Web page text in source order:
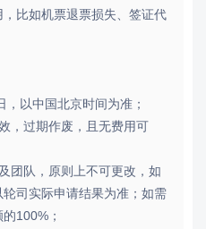
比如机票退票损失、签证代
，以中国北京时间为准；
，过期作废，且无费用可
团队，原则上不可更改，如
司实际申请结果为准；如需
100%；